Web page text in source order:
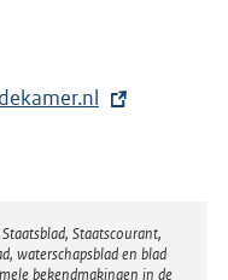
Staatscourant,
waterschapsblad en blad
bekendmakingen in de